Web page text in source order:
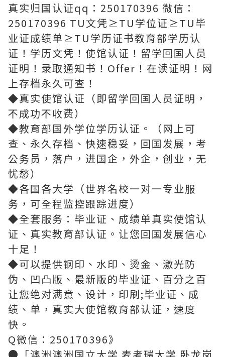
真实归国认证qq：250170396 微信：
250170396 TU文凭≥TU学位证≥TU毕
业证成绩单≥TU学历证书教育部学历认
证！学历文凭！使馆认证！留学回国人员
证明！录取通知书！Offer！在读证明！网
上存档永久可查！
◆真实使馆认证（即留学回国人员证明，
不成功不收费）
◆教育部国外学位学历认证。（网上可
查、永久存档、快速稳妥，回国发展，考
公务员，落户，进国企，外企，创业，无
忧愁）
◆各国各大学（世界名校一对一专业服
务，可全程监控跟踪进度）
◆全套服务：毕业证、成绩单真实使馆认
证、真实教育部认证。让您回国发展信心
十足！
◆可以提供钢印、水印、烫金、激光防
伪、凹凸版、最新版的毕业证、百分之百
让您绝对满意、设计，印刷;毕业证、成
绩、单，真实大使馆教育部认证，速度
快。
Q微信：250170396》